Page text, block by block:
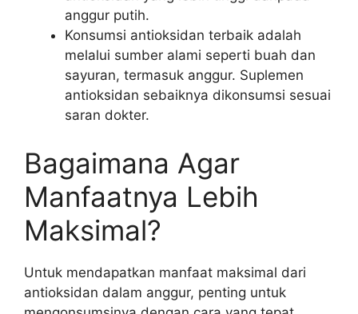
anggur putih.
Konsumsi antioksidan terbaik adalah
melalui sumber alami seperti buah dan
sayuran, termasuk anggur. Suplemen
antioksidan sebaiknya dikonsumsi sesuai
saran dokter.
Bagaimana Agar
Manfaatnya Lebih
Maksimal?
Untuk mendapatkan manfaat maksimal dari
antioksidan dalam anggur, penting untuk